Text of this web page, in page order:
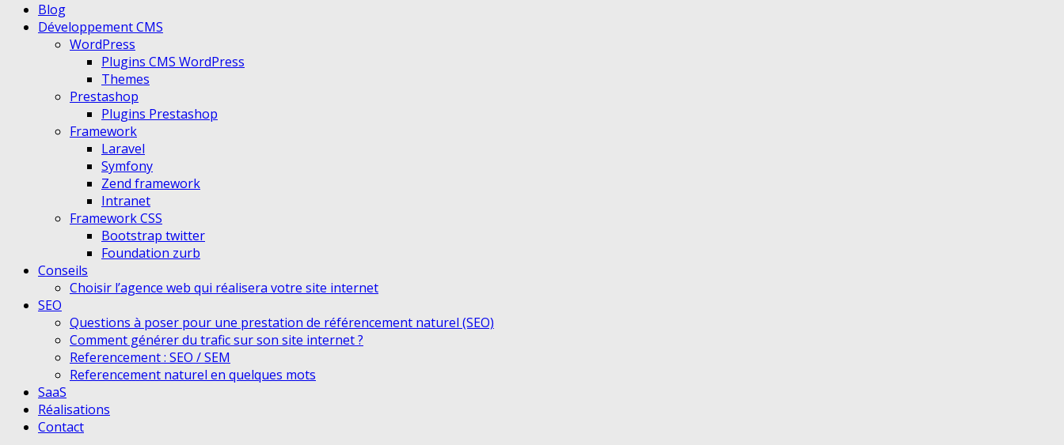
menu
menu
Blog
Développement CMS
WordPress
Plugins CMS WordPress
Themes
Prestashop
Plugins Prestashop
Framework
Laravel
Symfony
Zend framework
Intranet
Framework CSS
Bootstrap twitter
Foundation zurb
Conseils
Choisir l’agence web qui réalisera votre site internet
SEO
Questions à poser pour une prestation de référencement naturel (SEO)
Comment générer du trafic sur son site internet ?
Referencement : SEO / SEM
Referencement naturel en quelques mots
SaaS
Réalisations
Contact